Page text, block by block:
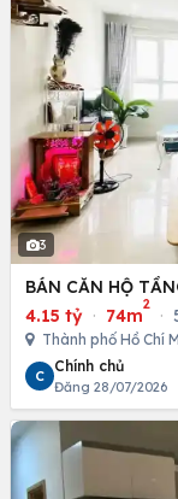
3
BÁN CĂN HỘ
4.15 tỷ · 74m
2
·
Thành phố Hồ Chí
C
Chính chủ
Đăng 28/07/2026